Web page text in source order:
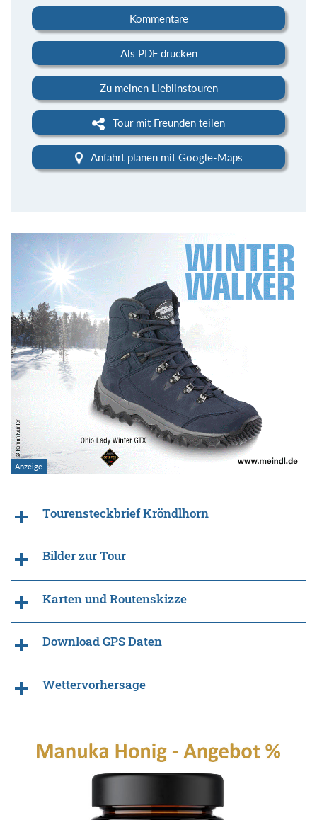
Kommentare
Als PDF drucken
Zu meinen Lieblinstouren
Tour mit Freunden teilen
Anfahrt planen mit Google-Maps
Tourensteckbrief Kröndlhorn
Bilder zur Tour
Karten und Routenskizze
Download GPS Daten
Wettervorhersage